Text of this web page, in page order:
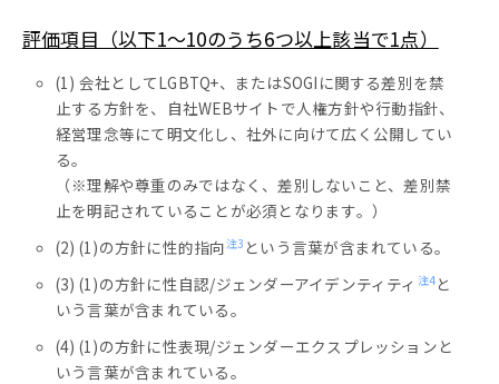
評価項目（以下1～10のうち6つ以上該当で1点）
(1) 会社としてLGBTQ+、またはSOGIに関する差別を禁
止する方針を、自社WEBサイトで人権方針や行動指針、
経営理念等にて明文化し、社外に向けて広く公開してい
る。
（※理解や尊重のみではなく、差別しないこと、差別禁
止を明記されていることが必須となります。）
(2) (1)の方針に性的指向注3 という言葉が含まれている。
(3) (1)の方針に性自認/ジェンダーアイデンティティ 注4 と
いう言葉が含まれている。
(4) (1)の方針に性表現/ジェンダーエクスプレッションと
いう言葉が含まれている。